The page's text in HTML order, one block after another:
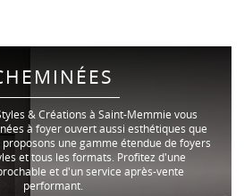
& Créations à Saint-Memmie vous
à foyer ouvert aussi esthétiques que
une gamme étendue de foyers
et tous les formats. Profitez d'une
et d'un service après-vente
performant.